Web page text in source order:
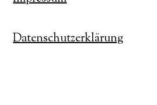
Datenschutzerklärung